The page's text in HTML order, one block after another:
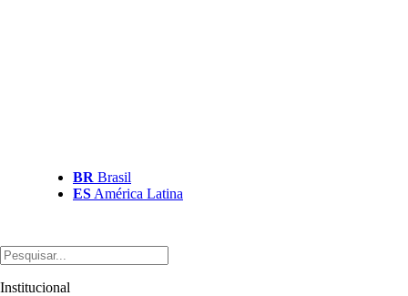
BR Brasil
ES América Latina
Institucional